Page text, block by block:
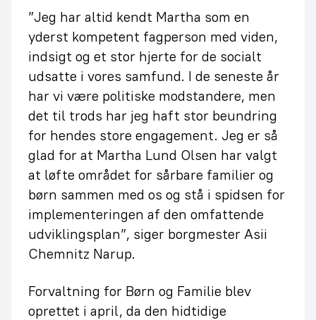
”Jeg har altid kendt Martha som en
yderst kompetent fagperson med viden,
indsigt og et stor hjerte for de socialt
udsatte i vores samfund. I de seneste år
har vi være politiske modstandere, men
det til trods har jeg haft stor beundring
for hendes store engagement. Jeg er så
glad for at Martha Lund Olsen har valgt
at løfte området for sårbare familier og
børn sammen med os og stå i spidsen for
implementeringen af den omfattende
udviklingsplan”, siger borgmester Asii
Chemnitz Narup.
Forvaltning for Børn og Familie blev
oprettet i april, da den hidtidige